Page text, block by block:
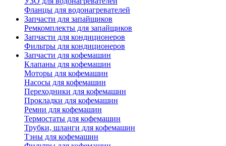
Фланцы для водонагревателей
Запчасти для запайщиков
Ремкомплекты для запайщиков
Запчасти для кондиционеров
Фильтры для кондиционеров
Запчасти для кофемашин
Клапаны для кофемашин
Моторы для кофемашин
Насосы для кофемашин
Переходники для кофемашин
Прокладки для кофемашин
Ремни для кофемашин
Термостаты для кофемашин
Трубки, шланги для кофемашин
Тэны для кофемашин